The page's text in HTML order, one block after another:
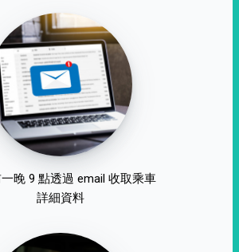
晚 9 點透過 email 收取乘車
詳細資料